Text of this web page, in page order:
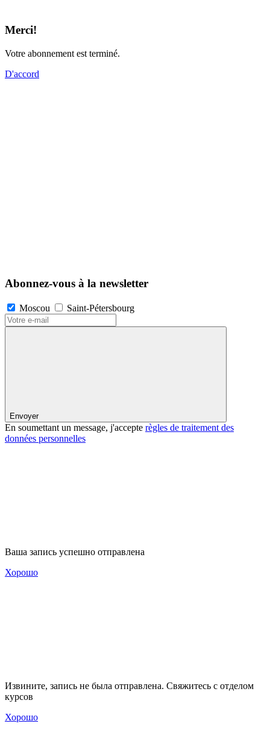
Merci!
Votre abonnement est terminé.
D'accord
Abonnez-vous à la newsletter
Moscou Saint-Pétersbourg
Envoyer
En soumettant un message, j'accepte règles de traitement des
données personnelles
Ваша запись успешно отправлена
Хорошо
Извините, запись не была отправлена. Свяжитесь с отделом
курсов
Хорошо